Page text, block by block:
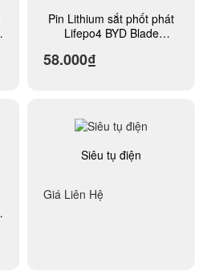
Pin Lithium sắt phốt phát
Lifepo4 BYD Blade
58.000₫
Siêu tụ điện
Giá Liên Hệ